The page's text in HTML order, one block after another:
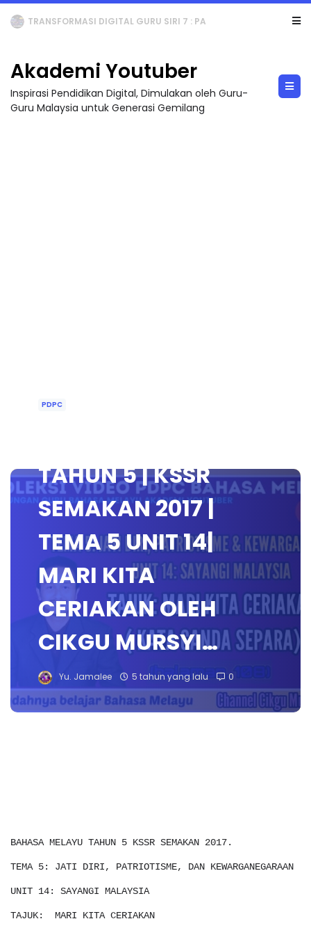
TRANSFORMASI DIGITAL GURU SIRI 7 : PAHLAWAN DIGITAL PENYELAMAT DUNIA
Akademi Youtuber
Inspirasi Pendidikan Digital, Dimulakan oleh Guru-
Guru Malaysia untuk Generasi Gemilang
PDPC
TAHUN 5 | KSSR
SEMAKAN 2017 |
TEMA 5 UNIT 14|
MARI KITA
CERIAKAN OLEH
CIKGU MURSYI…
Yu. Jamalee 5 tahun yang lalu 0
BAHASA MELAYU TAHUN 5 KSSR SEMAKAN 2017.
TEMA 5: JATI DIRI, PATRIOTISME, DAN KEWARGANEGARAAN
UNIT 14: SAYANGI MALAYSIA
TAJUK: MARI KITA CERIAKAN